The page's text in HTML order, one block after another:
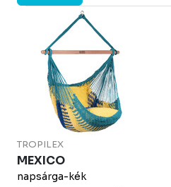
TROPILEX
MEXICO
napsárga-kék